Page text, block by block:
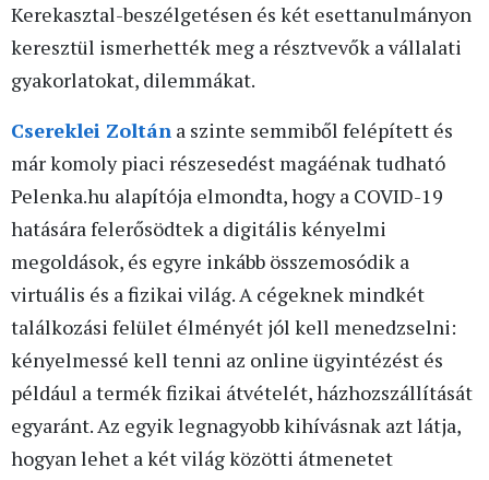
Kerekasztal-beszélgetésen és két esettanulmányon
keresztül ismerhették meg a résztvevők a vállalati
gyakorlatokat, dilemmákat.
Csereklei Zoltán a szinte semmiből felépített és
már komoly piaci részesedést magáénak tudható
Pelenka.hu alapítója elmondta, hogy a COVID-19
hatására felerősödtek a digitális kényelmi
megoldások, és egyre inkább összemosódik a
virtuális és a fizikai világ. A cégeknek mindkét
találkozási felület élményét jól kell menedzselni:
kényelmessé kell tenni az online ügyintézést és
például a termék fizikai átvételét, házhozszállítását
egyaránt. Az egyik legnagyobb kihívásnak azt látja,
hogyan lehet a két világ közötti átmenetet